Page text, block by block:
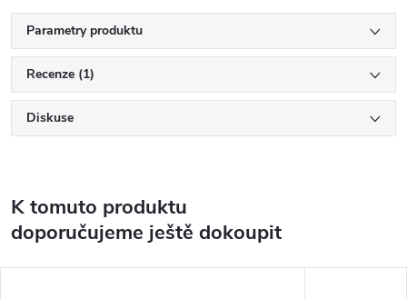
Parametry produktu
Recenze (1)
Diskuse
K tomuto produktu
doporučujeme ještě dokoupit